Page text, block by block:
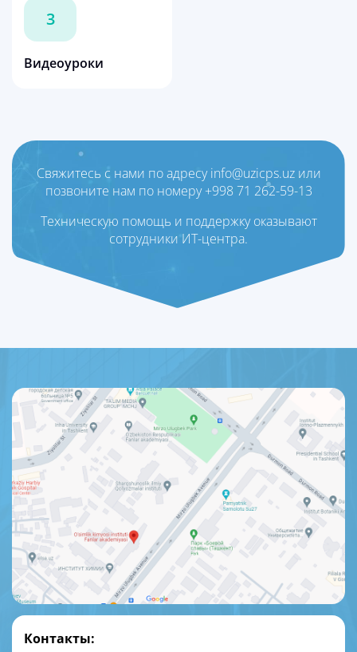
3
Видеоуроки
Свяжитесь с нами по адресу info@uzicps.uz или
позвоните нам по номеру +998 71 262-59-13
Техническую помощь и поддержку оказывают
сотрудники ИТ-центра.
Контакты: